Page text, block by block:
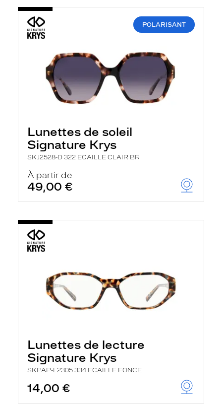
POLARISANT
Lunettes de soleil
Signature Krys
SKJ2528-D 322 ECAILLE CLAIR BR
À partir de
49,00 €
Lunettes de lecture
Signature Krys
SKPAP-L2305 334 ECAILLE FONCE
14,00 €